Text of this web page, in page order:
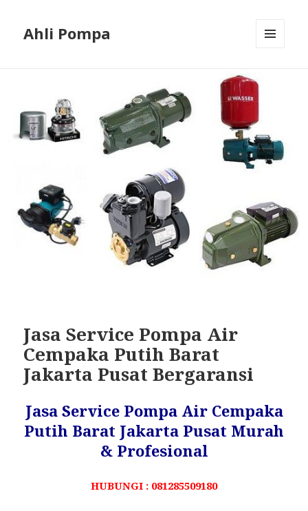
Ahli Pompa
Jasa Service Pompa Air
Cempaka Putih Barat
Jakarta Pusat Bergaransi
Jasa Service Pompa Air Cempaka
Putih Barat Jakarta Pusat Murah
& Profesional
HUBUNGI : 081285509180